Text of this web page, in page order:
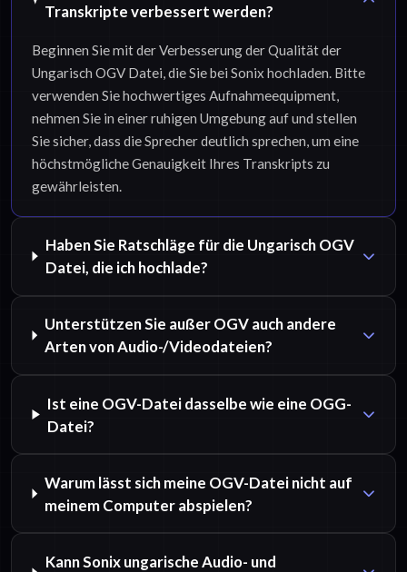
Transkripte verbessert werden?
Beginnen Sie mit der Verbesserung der Qualität der
Ungarisch OGV Datei, die Sie bei Sonix hochladen. Bitte
verwenden Sie hochwertiges Aufnahmeequipment,
nehmen Sie in einer ruhigen Umgebung auf und stellen
Sie sicher, dass die Sprecher deutlich sprechen, um eine
höchstmögliche Genauigkeit Ihres Transkripts zu
gewährleisten.
Haben Sie Ratschläge für die Ungarisch OGV
Datei, die ich hochlade?
Unterstützen Sie außer OGV auch andere
Arten von Audio-/Videodateien?
Ist eine OGV-Datei dasselbe wie eine OGG-
Datei?
Warum lässt sich meine OGV-Datei nicht auf
meinem Computer abspielen?
Kann Sonix ungarische Audio- und